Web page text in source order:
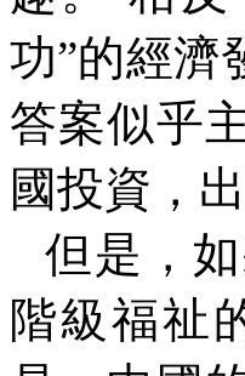
功”的經濟
答案似乎
國投資，
但是，
階級福祉